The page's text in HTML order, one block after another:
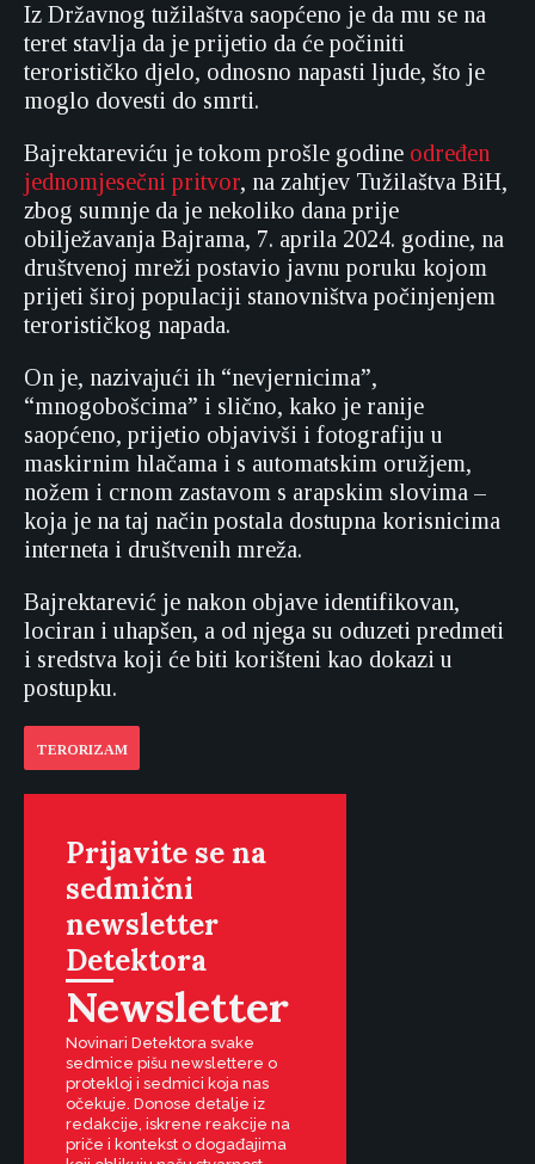
Iz Državnog tužilaštva saopćeno je da mu se na
teret stavlja da je prijetio da će počiniti
terorističko djelo, odnosno napasti ljude, što je
moglo dovesti do smrti.
Bajrektareviću je tokom prošle godine određen
jednomjesečni pritvor, na zahtjev Tužilaštva BiH,
zbog sumnje da je nekoliko dana prije
obilježavanja Bajrama, 7. aprila 2024. godine, na
društvenoj mreži postavio javnu poruku kojom
prijeti široj populaciji stanovništva počinjenjem
terorističkog napada.
On je, nazivajući ih “nevjernicima”,
“mnogobošcima” i slično, kako je ranije
saopćeno, prijetio objavivši i fotografiju u
maskirnim hlačama i s automatskim oružjem,
nožem i crnom zastavom s arapskim slovima –
koja je na taj način postala dostupna korisnicima
interneta i društvenih mreža.
Bajrektarević je nakon objave identifikovan,
lociran i uhapšen, a od njega su oduzeti predmeti
i sredstva koji će biti korišteni kao dokazi u
postupku.
TERORIZAM
Prijavite se na
sedmični
newsletter
Detektora
Newsletter
Novinari Detektora svake
sedmice pišu newslettere o
protekloj i sedmici koja nas
očekuje. Donose detalje iz
redakcije, iskrene reakcije na
priče i kontekst o događajima